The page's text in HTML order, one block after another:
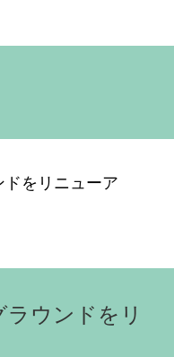
ドをリニューア
ラウンドをリ